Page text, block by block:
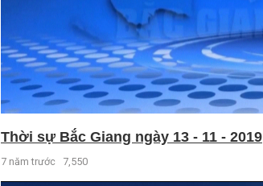
Thời sự Bắc Giang ngày 13 - 11 - 2019
7 năm trước 7,550